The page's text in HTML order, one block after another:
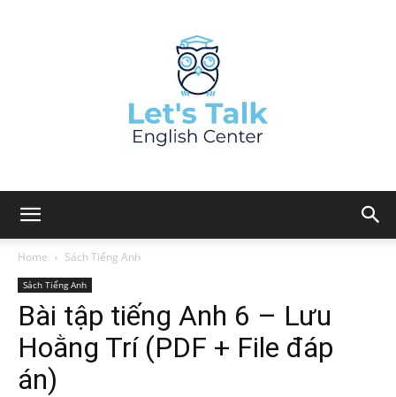
Home Sách Tiếng Anh
Sách Tiếng Anh
Bài tập tiếng Anh 6 – Lưu
Hoằng Trí (PDF + File đáp
án)